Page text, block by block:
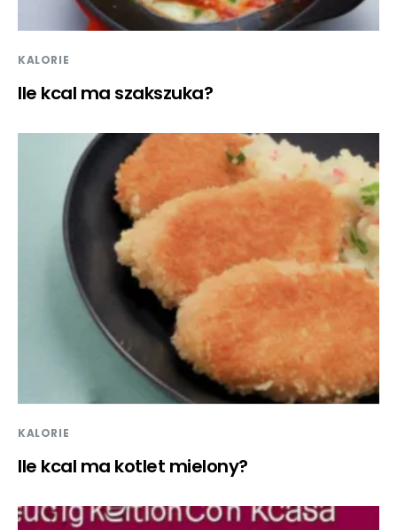
KALORIE
Ile kcal ma szakszuka?
KALORIE
Ile kcal ma kotlet mielony?